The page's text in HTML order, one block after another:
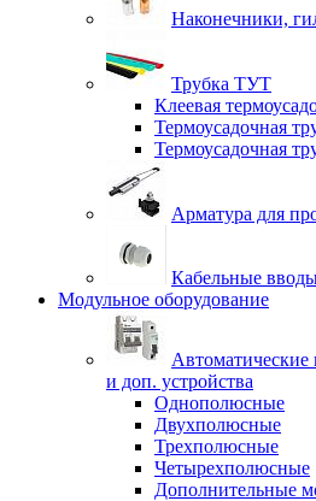
Наконечники,
Трубка ТУТ
Клеевая
Термоусадочная
Термоусадочная
Арматура для
Кабельные
Модульное оборудование
и доп. устройства
Однополюсные
Двухполюсные
Трехполюсные
Четырехполюсные
Дополнительные